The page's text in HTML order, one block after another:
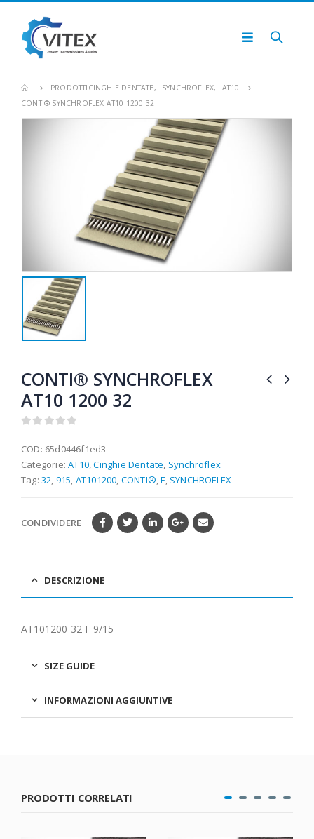
PRODOTTI CINGHIE DENTATE, SYNCHROFLEX,
AT10
CONTI® SYNCHROFLEX AT10 1200 32
CONTI® SYNCHROFLEX
AT10 1200 32
COD: 65d0446f1ed3
Categorie:AT10 ,Cinghie Dentate Synchroflex
Tag: 32 915 AT101200 CONTI® ,F SYNCHROFLEX
CONDIVIDERE
DESCRIZIONE
AT101200 32 F 9/15
SIZE GUIDE
INFORMAZIONI AGGIUNTIVE
PRODOTTI CORRELATI